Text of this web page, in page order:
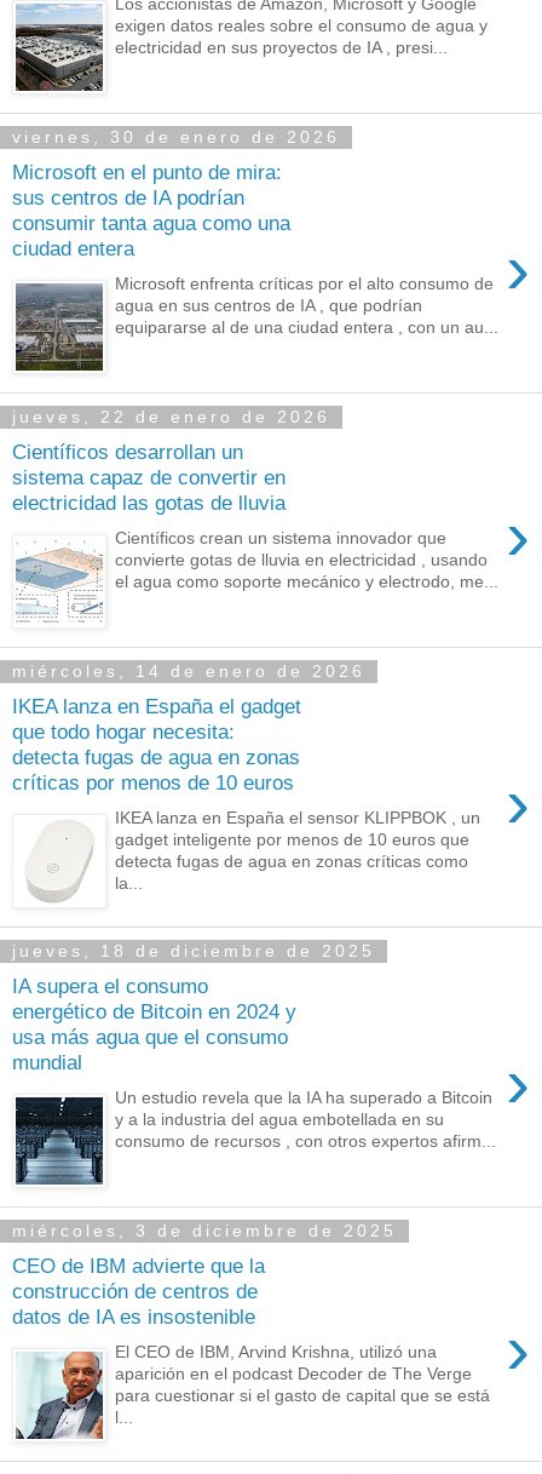
exigen datos reales sobre el consumo de agua y
electricidad en sus proyectos de IA , presi...
viernes, 30 de enero de 2026
Microsoft en el punto de mira:
sus centros de IA podrían
consumir tanta agua como una
ciudad entera
›
Microsoft enfrenta críticas por el alto consumo de
agua en sus centros de IA , que podrían
equipararse al de una ciudad entera , con un au...
jueves, 22 de enero de 2026
Científicos desarrollan un
sistema capaz de convertir en
electricidad las gotas de lluvia
›
Científicos crean un sistema innovador que
convierte gotas de lluvia en electricidad , usando
el agua como soporte mecánico y electrodo, me...
miércoles, 14 de enero de 2026
IKEA lanza en España el gadget
que todo hogar necesita:
detecta fugas de agua en zonas
críticas por menos de 10 euros
›
IKEA lanza en España el sensor KLIPPBOK , un
gadget inteligente por menos de 10 euros que
detecta fugas de agua en zonas críticas como
la...
jueves, 18 de diciembre de 2025
IA supera el consumo
energético de Bitcoin en 2024 y
usa más agua que el consumo
mundial
›
Un estudio revela que la IA ha superado a Bitcoin
y a la industria del agua embotellada en su
consumo de recursos , con otros expertos afirm...
miércoles, 3 de diciembre de 2025
CEO de IBM advierte que la
construcción de centros de
datos de IA es insostenible
›
El CEO de IBM, Arvind Krishna, utilizó una
aparición en el podcast Decoder de The Verge
para cuestionar si el gasto de capital que se está
l...